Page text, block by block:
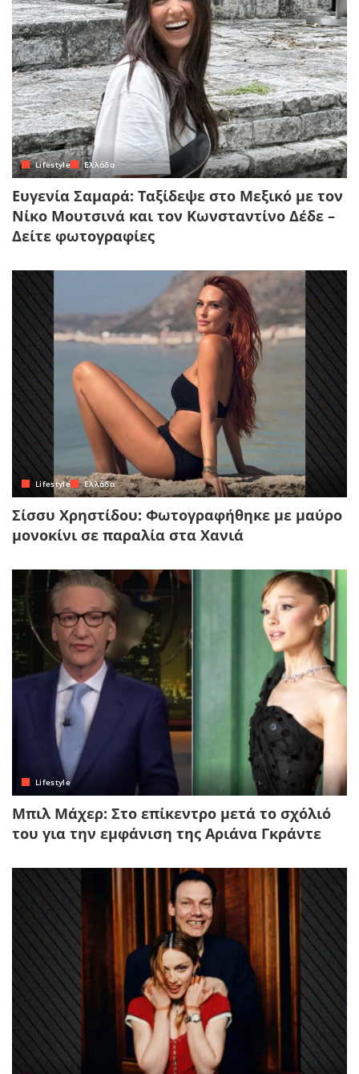
Lifestyle Ελλάδα
Ευγενία Σαμαρά: Ταξίδεψε στο Μεξικό με τον
Νίκο Μουτσινά και τον Κωνσταντίνο Δέδε –
Δείτε φωτογραφίες
Lifestyle Ελλάδα
Σίσσυ Χρηστίδου: Φωτογραφήθηκε με μαύρο
μονοκίνι σε παραλία στα Χανιά
Lifestyle
Μπιλ Μάχερ: Στο επίκεντρο μετά το σχόλιό
του για την εμφάνιση της Αριάνα Γκράντε